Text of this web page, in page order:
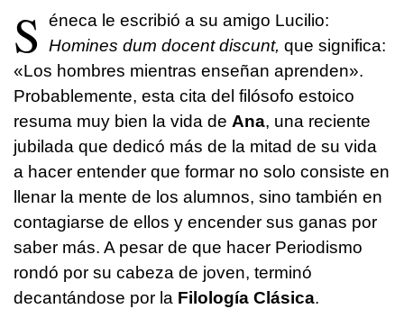
S
éneca le escribió a su amigo Lucilio:
Homines dum docent discunt, que significa:
«Los hombres mientras enseñan aprenden».
Probablemente, esta cita del filósofo estoico
resuma muy bien la vida de Ana, una reciente
jubilada que dedicó más de la mitad de su vida
a hacer entender que formar no solo consiste en
llenar la mente de los alumnos, sino también en
contagiarse de ellos y encender sus ganas por
saber más. A pesar de que hacer Periodismo
rondó por su cabeza de joven, terminó
decantándose por la Filología Clásica.